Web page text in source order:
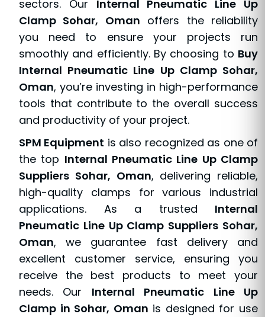
sectors. Our Internal Pneumatic Line Up
Clamp Sohar, Oman offers the reliability
you need to ensure your projects run
smoothly and efficiently. By choosing to Buy
Internal Pneumatic Line Up Clamp Sohar,
Oman, you’re investing in high-performance
tools that contribute to the overall success
and productivity of your project.
SPM Equipment is also recognized as one of
the top Internal Pneumatic Line Up Clamp
Suppliers Sohar, Oman, delivering reliable,
high-quality clamps for various industrial
applications. As a trusted Internal
Pneumatic Line Up Clamp Suppliers Sohar,
Oman, we guarantee fast delivery and
excellent customer service, ensuring you
receive the best products to meet your
needs. Our Internal Pneumatic Line Up
Clamp in Sohar, Oman is designed for use